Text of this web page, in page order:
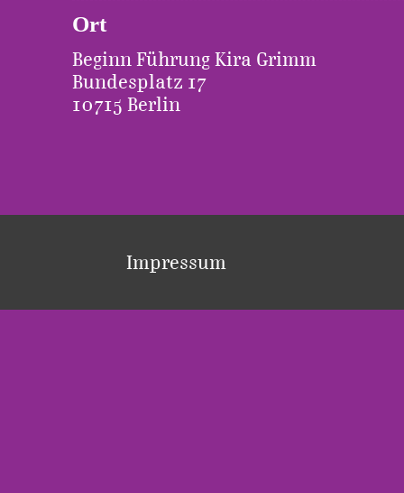
Ort
Beginn Führung Kira Grimm
Bundesplatz 17
10715 Berlin
Impressum